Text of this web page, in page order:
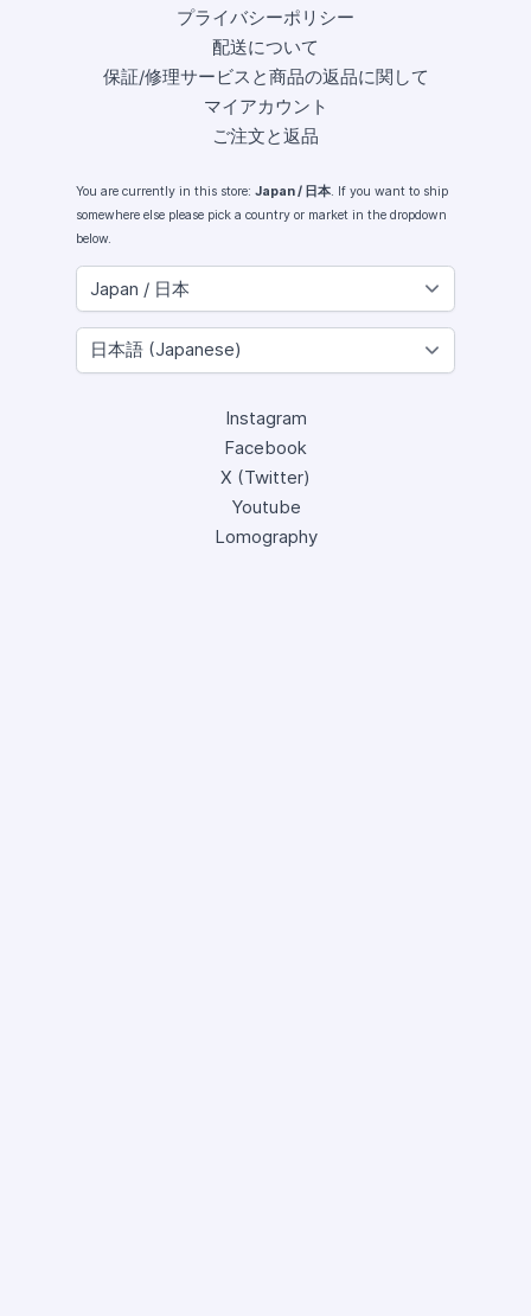
プライバシーポリシー
配送について
保証/修理サービスと商品の返品に関して
マイアカウント
ご注文と返品
You are currently in this store: Japan / 日本. If you want to ship
somewhere else please pick a country or market in the dropdown
below.
Instagram
Facebook
X (Twitter)
Youtube
Lomography